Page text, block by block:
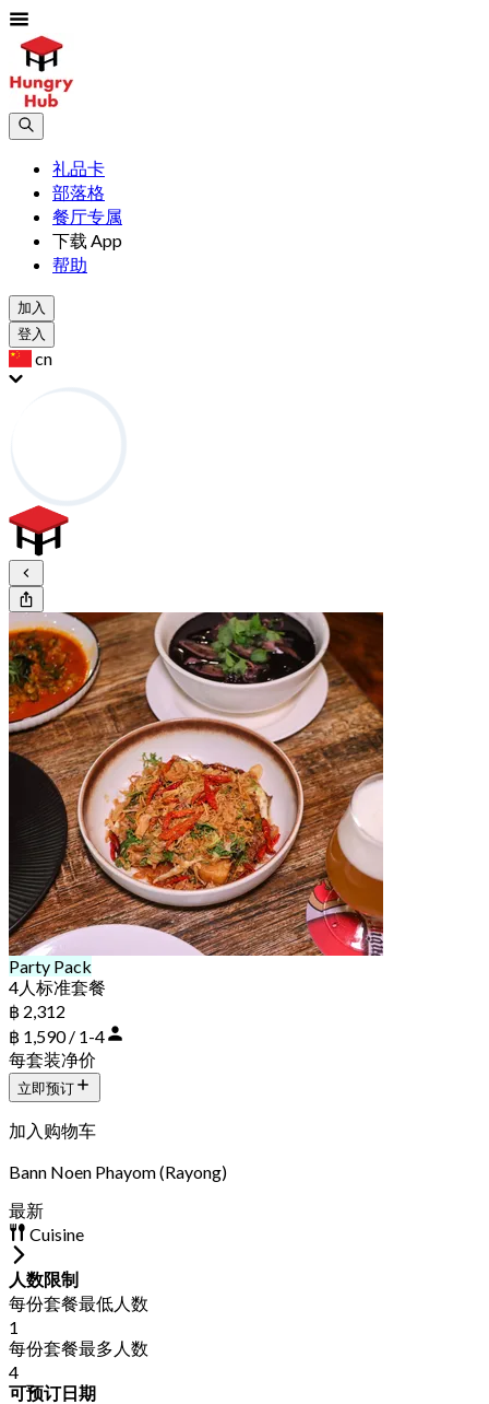
礼品卡
部落格
餐厅专属
下载 App
帮助
加入
登入
cn
Party Pack
4人标准套餐
฿ 2,312
฿ 1,590 / 1-4
每套装净价
立即预订
加入购物车
Bann Noen Phayom (Rayong)
最新
Cuisine
人数限制
每份套餐最低人数
1
每份套餐最多人数
4
可预订日期